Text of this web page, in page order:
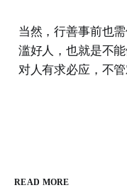
当然，行善事前也
滥好人，也就是不
对人有求必应，不
READ MORE